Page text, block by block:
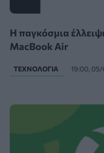
Η παγκόσμια
MacBook Air
ΤΕΧΝΟΛΟΓΊΑ 19:00,